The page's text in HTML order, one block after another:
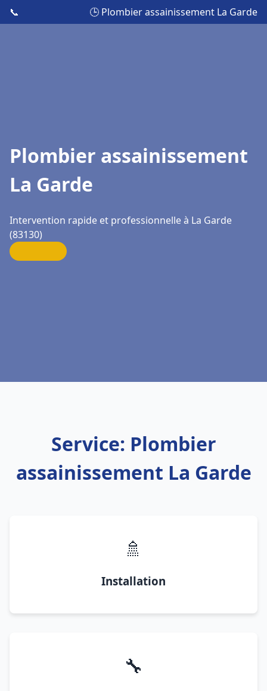
📞 🕒 Plombier assainissement La Garde
Plombier assainissement
La Garde
Intervention rapide et professionnelle à La Garde
(83130)
Service: Plombier
assainissement La Garde
🚿
Installation
🔧